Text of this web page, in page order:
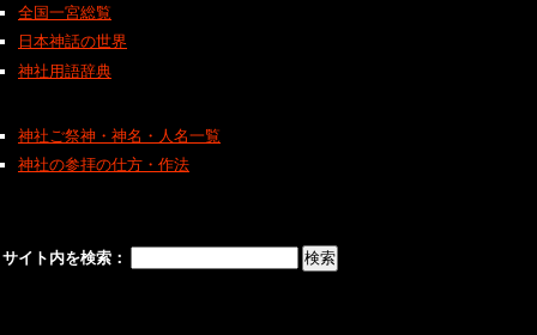
全国一宮総覧
日本神話の世界
神社用語辞典
神社ご祭神・神名・人名一覧
神社の参拝の仕方・作法
サイト内を検索：